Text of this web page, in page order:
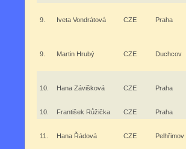
9. Iveta Vondrátová CZE Praha
9. Martin Hrubý CZE Duchcov
10. Hana Závišková CZE Praha
10. František Růžička CZE Praha
11. Hana Řádová CZE Pelhřimov